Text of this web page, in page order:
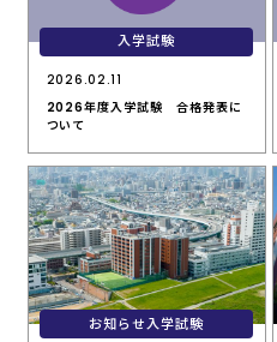
2026.02.11
入学試験
2026年度入学試験 合格発表に
ついて
お知らせ入学試験